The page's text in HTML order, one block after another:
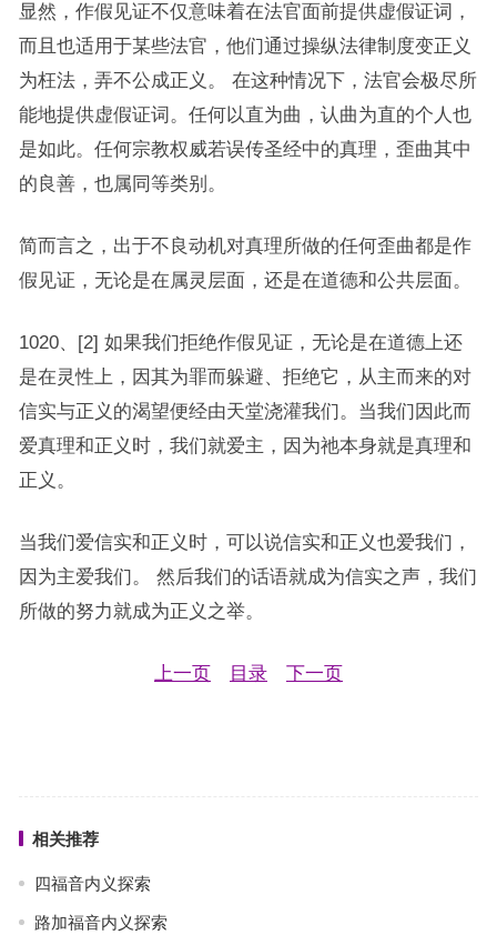
显然，作假见证不仅意味着在法官面前提供虚假证词，
而且也适用于某些法官，他们通过操纵法律制度变正义
为枉法，弄不公成正义。 在这种情况下，法官会极尽所
能地提供虚假证词。任何以直为曲，认曲为直的个人也
是如此。任何宗教权威若误传圣经中的真理，歪曲其中
的良善，也属同等类别。
简而言之，出于不良动机对真理所做的任何歪曲都是作
假见证，无论是在属灵层面，还是在道德和公共层面。
1020、[2] 如果我们拒绝作假见证，无论是在道德上还
是在灵性上，因其为罪而躲避、拒绝它，从主而来的对
信实与正义的渴望便经由天堂浇灌我们。当我们因此而
爱真理和正义时，我们就爱主，因为祂本身就是真理和
正义。
当我们爱信实和正义时，可以说信实和正义也爱我们，
因为主爱我们。 然后我们的话语就成为信实之声，我们
所做的努力就成为正义之举。
上一页 目录 下一页
相关推荐
四福音内义探索
路加福音内义探索